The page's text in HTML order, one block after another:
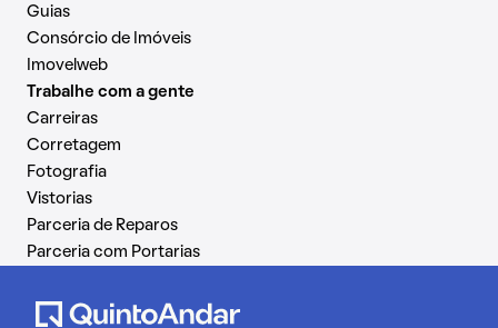
Guias
Consórcio de Imóveis
Imovelweb
Trabalhe com a gente
Carreiras
Corretagem
Fotografia
Vistorias
Parceria de Reparos
Parceria com Portarias